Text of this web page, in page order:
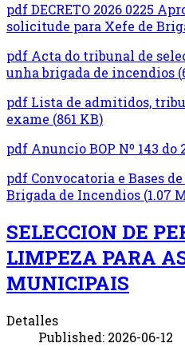
pdfDECRETO 2026 0225
solicitude para Xefe de
pdf Acta do tribunal de
unha brigada de incendios (
pdf Lista de admitidos,
exame (861 KB)
pdf Anuncio BOP Nº 143 do
pdf Convocatoria e Bases
Brigada de Incendios (1.07
SELECCION DE
LIMPEZA PARA
MUNICIPAIS
Detalles
Published: 2026-06-12